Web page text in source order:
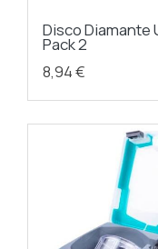
Disco Diamante
Pack 2
8,94 €